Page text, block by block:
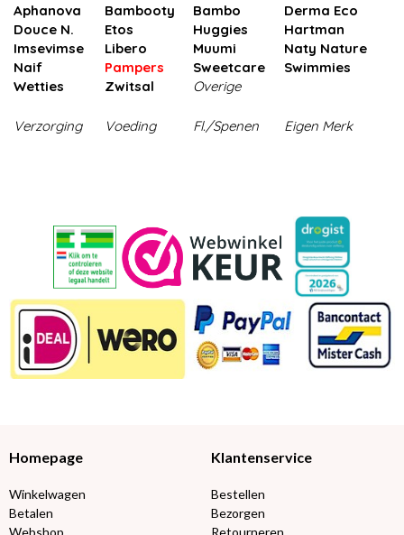
Aphanova Bambooty Bambo
Derma Eco
Douce N.
Etos Huggies
Hartman
Imsevimse
Libero Muumi
Naty Nature
Naif
Pampers Sweetcare
Swimmies
Wetties
Zwitsal Overige
Verzorging Voeding Fl./Spenen Eigen Merk
Homepage
Winkelwagen
Betalen
Webshop
Klantenservice
Bestellen
Bezorgen
Retourneren